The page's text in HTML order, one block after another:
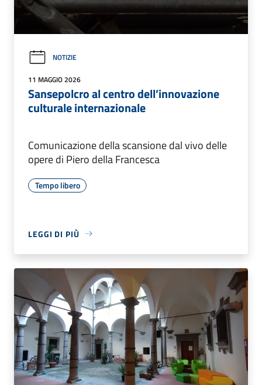
NOTIZIE
11 MAGGIO 2026
Sansepolcro al centro dell’innovazione
culturale internazionale
Comunicazione della scansione dal vivo delle
opere di Piero della Francesca
Tempo libero
LEGGI DI PIÙ